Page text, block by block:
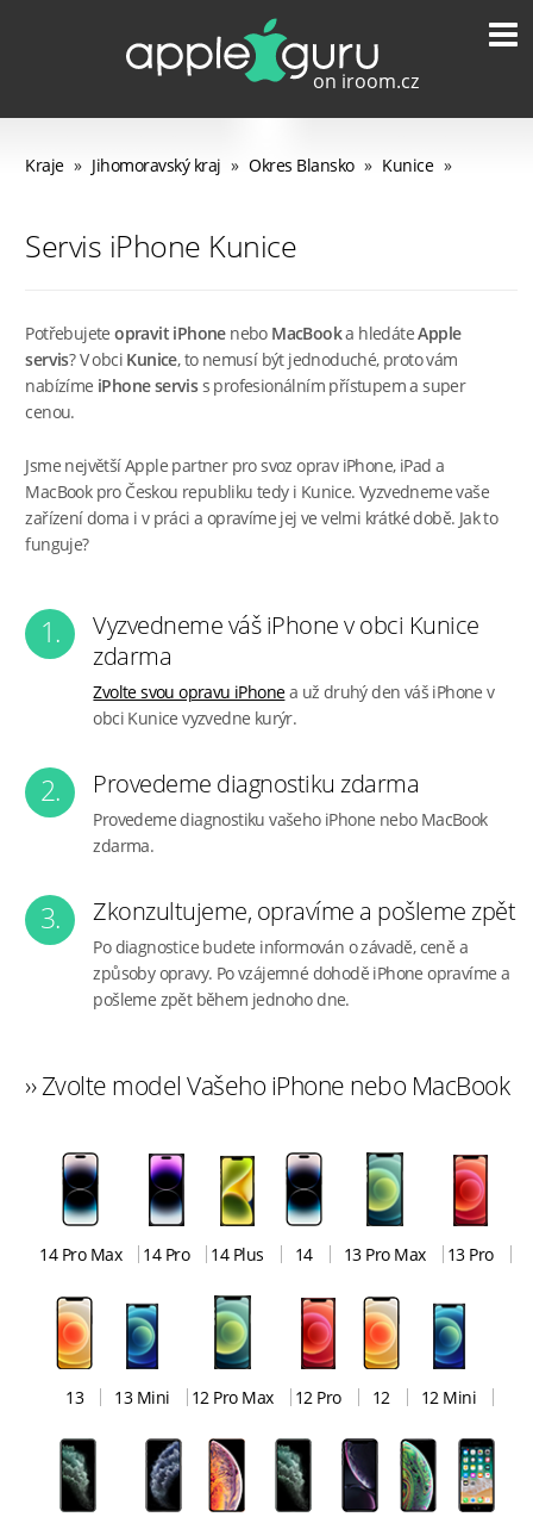
Kraje » Jihomoravský kraj » Okres Blansko » Kunice »
Servis iPhone Kunice
Potřebujeteopravit iPhonenebo MacBooka hledáteApple
servis? V obci Kunice, to nemusí být jednoduché, proto vám
nabízíme iPhone serviss profesionálním přístupem a super
cenou.
Jsme největší Apple partner pro svoz oprav iPhone, iPad a
MacBook pro Českou republiku tedy i Kunice. Vyzvedneme vaše
zařízení doma i v práci a opravíme jej ve velmi krátké době. Jak to
funguje?
1.
Vyzvedneme váš iPhone v obci Kunice
zdarma
Zvolte svou opravu iPhonea už druhý den váš iPhone v
obci Kunice vyzvedne kurýr.
2. Provedeme diagnostiku zdarma
Provedeme diagnostiku vašeho iPhone nebo MacBook
zdarma.
3. Zkonzultujeme, opravíme a pošleme zpět
Po diagnostice budete informován o závadě, ceně a
způsoby opravy. Po vzájemné dohodě iPhone opravíme a
pošleme zpět během jednoho dne.
›› Zvolte model Vašeho iPhone nebo MacBook
14 Pro Max 14 Pro 14 Plus 14 13 Pro Max 13 Pro
13 13 Mini 12 Pro Max 12 Pro 12 12 Mini